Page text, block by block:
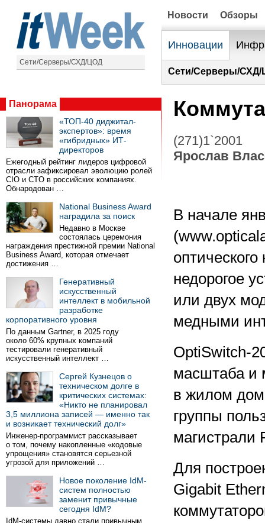
Сети/Серверы/СХД/ЦОД
Новости Обзоры
Инновации
Сети/Серверы/
Панорама
«ТОП-40 диджитал-
экспертов»: время
«гибридных» ИТ-
директоров
Ежегодный рейтинг лидеров цифровой
отрасли зафиксировал эволюцию ролей
CIO и CTO в российских компаниях.
Обнародован …
National Business Award
наградила за поиск
Недавно в Москве
состоялась церемония
награждения престижной премии National
Business Award, которая отмечает
достижения …
Генеративный
искусственный
интеллект в мобильной
разработке
корпоративного уровня
По данным Gartner, в 2025 году
около 60% крупных компаний
тестировали генеративный
искусственный интеллект …
Сергей Кузнецов о
техническом долге в
критических системах:
«Никто не планировал
3,5 миллиона записей — именно так
и возникает технический долг»
Инженер-программист рассказывает
о том, почему накопленные «кодовые
упрощения» становятся серьезной
угрозой для приложений …
Новое поколение IdM-
систем полностью
заменит привычные
сегодня IdM?
IdM-системы давно стали привычным
(271)1`2001
Ярослав
В начале
недорогое
или двух
медными
OptiSwitch-
масштаба и
в жилом
группы
магистрали
Для
Gigabit